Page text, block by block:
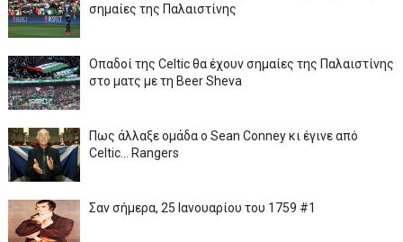
σημαίες της Παλαιστίνης
Οπαδοί της Celtic θα έχουν σημαίες της Παλαιστίνης
στο ματς με τη Beer Sheva
Πως άλλαξε ομάδα ο Sean Conney κι έγινε από
Celtic... Rangers
Σαν σήμερα, 25 Ιανουαρίου του 1759 #1